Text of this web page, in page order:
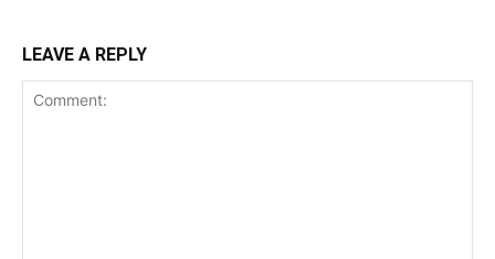
LEAVE A REPLY